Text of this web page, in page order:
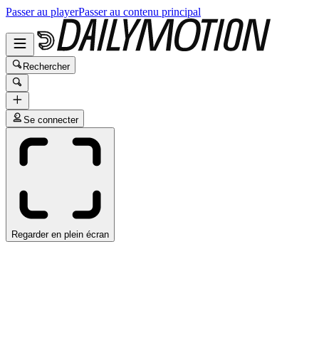
Passer au playerPasser au contenu principal
Rechercher
Se connecter
Regarder en plein écran